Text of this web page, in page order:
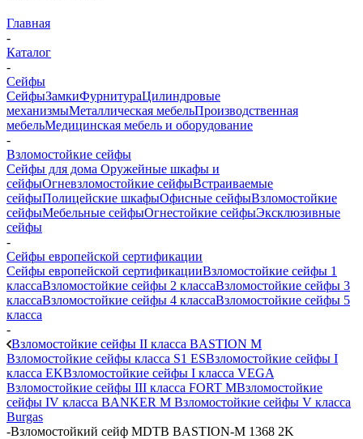
Главная
-
Каталог
-
Сейфы
СейфыЗамкиФурнитураЦилиндровые
механизмыМеталлическая мебельПроизводственная
мебельМедицинская мебель и оборудование
-
Взломостойкие сейфы
Сейфы для дома Оружейные шкафы и
сейфыОгневзломостойкие сейфыВстраиваемые
сейфыПолицейские шкафыОфисные сейфыВзломостойкие
сейфыМебельные сейфыОгнестойкие сейфыЭксклюзивные
сейфы
-
Сейфы европейской сертификации
Сейфы европейской сертификацииВзломостойкие сейфы 1
классаВзломостойкие сейфы 2 классаВзломостойкие сейфы 3
классаВзломостойкие сейфы 4 класcаВзломостойкие сейфы 5
класса
-
Взломостойкие сейфы II класса BASTION M
Взломостойкие сейфы класса S1 ESВзломостойкие сейфы I
класса EKВзломостойкие сейфы I класса VEGA
Взломостойкие сейфы III класса FORT MВзломостойкие
сейфы IV класса BANKER M Взломостойкие сейфы V класса
Burgas
-Взломостойкий сейф MDTB BASTION-M 1368 2K